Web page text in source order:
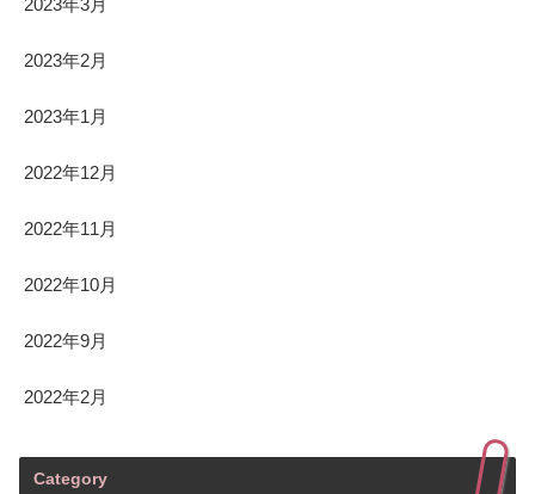
2023年2月
2023年1月
2022年12月
2022年11月
2022年10月
2022年9月
2022年2月
Category